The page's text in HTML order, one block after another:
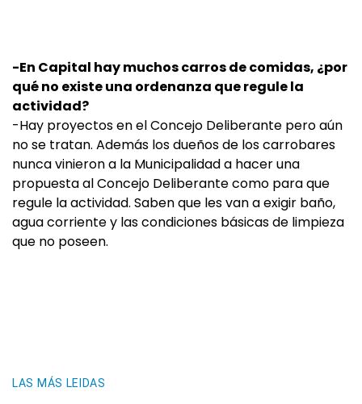
-En Capital hay muchos carros de comidas, ¿por
qué no existe una ordenanza que regule la
actividad?
-Hay proyectos en el Concejo Deliberante pero aún
no se tratan. Además los dueños de los carrobares
nunca vinieron a la Municipalidad a hacer una
propuesta al Concejo Deliberante como para que
regule la actividad. Saben que les van a exigir baño,
agua corriente y las condiciones básicas de limpieza
que no poseen.
LAS MÁS LEIDAS